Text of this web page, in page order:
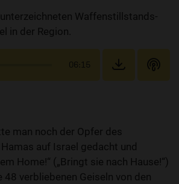
Waffenstillstands-
in der Region.
06:15
man noch der Opfer des
auf Israel gedacht und
Home!“ („Bringt sie nach Hause!“)
verbliebenen Geiseln von den